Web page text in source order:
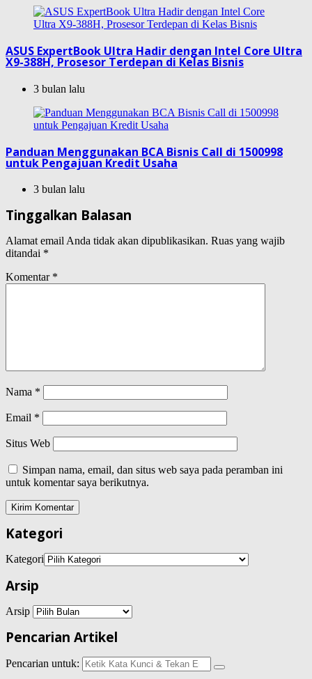
ASUS ExpertBook Ultra Hadir dengan Intel Core Ultra
X9-388H, Prosesor Terdepan di Kelas Bisnis
3 bulan lalu
Panduan Menggunakan BCA Bisnis Call di 1500998
untuk Pengajuan Kredit Usaha
3 bulan lalu
Tinggalkan Balasan
Alamat email Anda tidak akan dipublikasikan. Ruas yang wajib
ditandai *
Komentar *
Nama *
Email *
Situs Web
Simpan nama, email, dan situs web saya pada peramban ini
untuk komentar saya berikutnya.
Kategori
Kategori
Arsip
Arsip
Pencarian Artikel
Pencarian untuk: